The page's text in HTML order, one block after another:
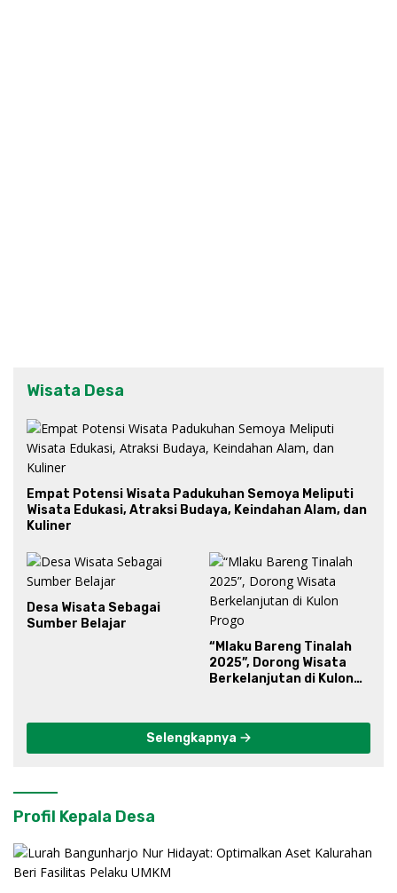
Wisata Desa
Empat Potensi Wisata Padukuhan Semoya Meliputi
Wisata Edukasi, Atraksi Budaya, Keindahan Alam, dan
Kuliner
Desa Wisata Sebagai
Sumber Belajar
“Mlaku Bareng Tinalah
2025”, Dorong Wisata
Berkelanjutan di Kulon
Selengkapnya
Profil Kepala Desa